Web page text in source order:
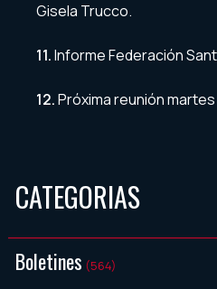
Gisela Trucco.
11.Informe Federación
12.Próxima reunión
CATEGORIAS
Boletines (564)